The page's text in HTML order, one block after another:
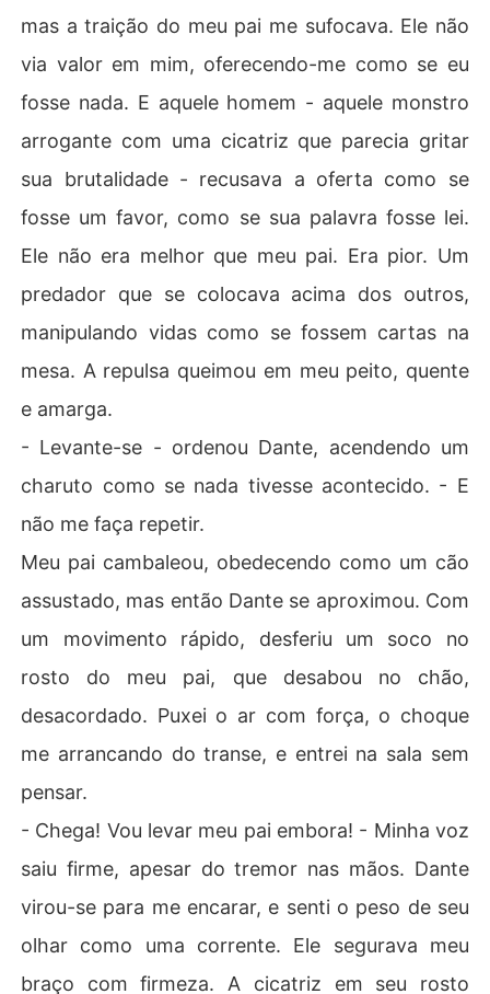
mas a traição do meu pai me sufocava. Ele não
via valor em mim, oferecendo-me como se eu
fosse nada. E aquele homem - aquele monstro
arrogante com uma cicatriz que parecia gritar
sua brutalidade - recusava a oferta como se
fosse um favor, como se sua palavra fosse lei.
Ele não era melhor que meu pai. Era pior. Um
predador que se colocava acima dos outros,
manipulando vidas como se fossem cartas na
mesa. A repulsa queimou em meu peito, quente
e amarga.
- Levante-se - ordenou Dante, acendendo um
charuto como se nada tivesse acontecido. - E
não me faça repetir.
Meu pai cambaleou, obedecendo como um cão
assustado, mas então Dante se aproximou. Com
um movimento rápido, desferiu um soco no
rosto do meu pai, que desabou no chão,
desacordado. Puxei o ar com força, o choque
me arrancando do transe, e entrei na sala sem
pensar.
- Chega! Vou levar meu pai embora! - Minha voz
saiu firme, apesar do tremor nas mãos. Dante
virou-se para me encarar, e senti o peso de seu
olhar como uma corrente. Ele segurava meu
braço com firmeza. A cicatriz em seu rosto